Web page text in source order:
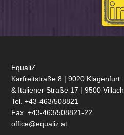
EqualiZ
Karfreitstraße 8 | 9020 Klagenfurt
& Italiener Straße 17 | 9500 Villach
Tel. +43-463/508821
Fax. +43-463/508821-22
office@equaliz.at